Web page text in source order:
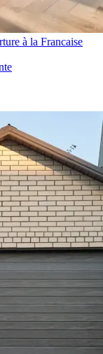
à la Francaise